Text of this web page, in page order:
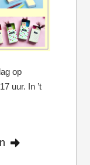
op
uur. In ’t